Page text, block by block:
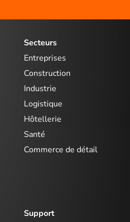
Secteurs
Entreprises
Construction
Industrie
Logistique
Hôtellerie
Santé
Commerce de détail
Support